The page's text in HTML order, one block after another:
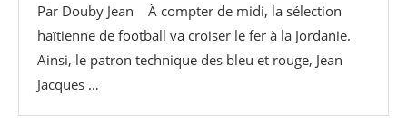
Par Douby Jean À compter de midi, la sélection
haïtienne de football va croiser le fer à la Jordanie.
Ainsi, le patron technique des bleu et rouge, Jean
Jacques …